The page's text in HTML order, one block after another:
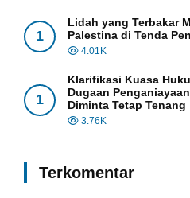
1
Lidah yang Terbakar
Palestina di Tenda
4.01K
1
Klarifikasi Kuasa
Dugaan
Diminta Tetap Tenang
3.76K
Terkomentar